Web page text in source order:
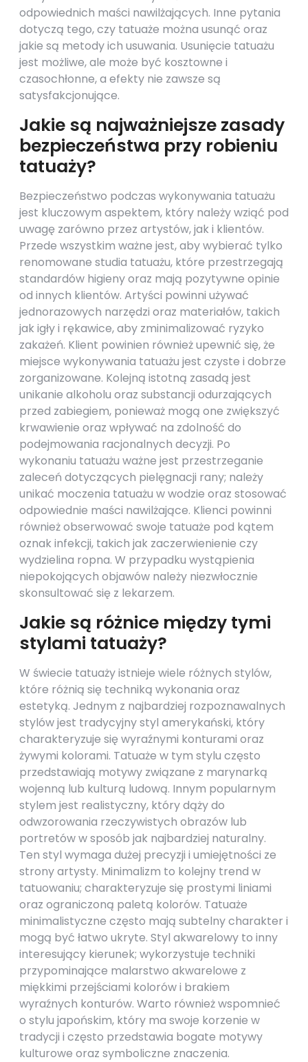
odpowiednich maści nawilżających. Inne pytania
dotyczą tego, czy tatuaże można usunąć oraz
jakie są metody ich usuwania. Usunięcie tatuażu
jest możliwe, ale może być kosztowne i
czasochłonne, a efekty nie zawsze są
satysfakcjonujące.
Jakie są najważniejsze zasady
bezpieczeństwa przy robieniu
tatuaży?
Bezpieczeństwo podczas wykonywania tatuażu
jest kluczowym aspektem, który należy wziąć pod
uwagę zarówno przez artystów, jak i klientów.
Przede wszystkim ważne jest, aby wybierać tylko
renomowane studia tatuażu, które przestrzegają
standardów higieny oraz mają pozytywne opinie
od innych klientów. Artyści powinni używać
jednorazowych narzędzi oraz materiałów, takich
jak igły i rękawice, aby zminimalizować ryzyko
zakażeń. Klient powinien również upewnić się, że
miejsce wykonywania tatuażu jest czyste i dobrze
zorganizowane. Kolejną istotną zasadą jest
unikanie alkoholu oraz substancji odurzających
przed zabiegiem, ponieważ mogą one zwiększyć
krwawienie oraz wpływać na zdolność do
podejmowania racjonalnych decyzji. Po
wykonaniu tatuażu ważne jest przestrzeganie
zaleceń dotyczących pielęgnacji rany; należy
unikać moczenia tatuażu w wodzie oraz stosować
odpowiednie maści nawilżające. Klienci powinni
również obserwować swoje tatuaże pod kątem
oznak infekcji, takich jak zaczerwienienie czy
wydzielina ropna. W przypadku wystąpienia
niepokojących objawów należy niezwłocznie
skonsultować się z lekarzem.
Jakie są różnice między tymi
stylami tatuaży?
W świecie tatuaży istnieje wiele różnych stylów,
które różnią się techniką wykonania oraz
estetyką. Jednym z najbardziej rozpoznawalnych
stylów jest tradycyjny styl amerykański, który
charakteryzuje się wyraźnymi konturami oraz
żywymi kolorami. Tatuaże w tym stylu często
przedstawiają motywy związane z marynarką
wojenną lub kulturą ludową. Innym popularnym
stylem jest realistyczny, który dąży do
odwzorowania rzeczywistych obrazów lub
portretów w sposób jak najbardziej naturalny.
Ten styl wymaga dużej precyzji i umiejętności ze
strony artysty. Minimalizm to kolejny trend w
tatuowaniu; charakteryzuje się prostymi liniami
oraz ograniczoną paletą kolorów. Tatuaże
minimalistyczne często mają subtelny charakter i
mogą być łatwo ukryte. Styl akwarelowy to inny
interesujący kierunek; wykorzystuje techniki
przypominające malarstwo akwarelowe z
miękkimi przejściami kolorów i brakiem
wyraźnych konturów. Warto również wspomnieć
o stylu japońskim, który ma swoje korzenie w
tradycji i często przedstawia bogate motywy
kulturowe oraz symboliczne znaczenia.